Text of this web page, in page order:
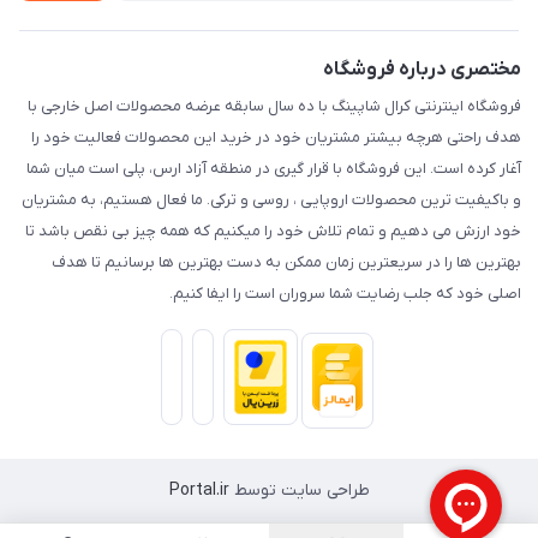
مختصری درباره فروشگاه
فروشگاه اینترنتی کرال شاپینگ با ده سال سابقه عرضه محصولات اصل خارجی با
هدف راحتی هرچه بیشتر مشتریان خود در خرید این محصولات فعالیت خود را
آغار کرده است. این فروشگاه با قرار گیری در منطقه آزاد ارس، پلی است میان شما
و باکیفیت ترین محصولات اروپایی ، روسی و ترکی. ما فعال هستیم، به مشتریان
خود ارزش می دهیم و تمام تلاش خود را میکنیم که همه چیز بی نقص باشد تا
بهترین ها را در سریعترین زمان ممکن به دست بهترین ها برسانیم تا هدف
اصلی خود که جلب رضایت شما سروران است را ایفا کنیم.
طراحی سایت توسطPortal.ir